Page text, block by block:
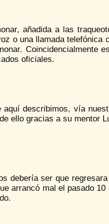
añadida a las
o una llamada
Coincidencialmente
oficiales.
describimos, vía
ello gracias a su mentor
debería ser que
arrancó mal el pasado